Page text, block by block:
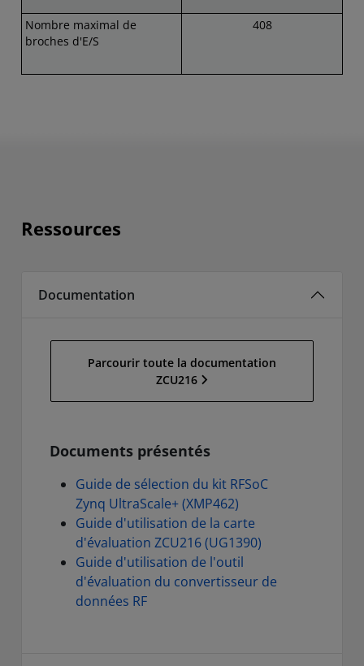
Nombre maximal de
broches d'E/S
408
Ressources
Documentation
Parcourir toute la documentation
ZCU216
Documents présentés
Guide de sélection du kit RFSoC
Zynq UltraScale+ (XMP462)
Guide d'utilisation de la carte
d'évaluation ZCU216 (UG1390)
Guide d'utilisation de l'outil
d'évaluation du convertisseur de
données RF